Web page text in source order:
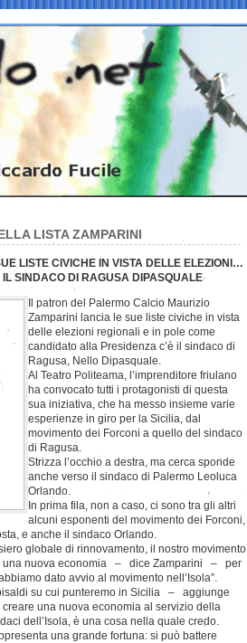
LISTA ZAMPARINI
LISTE CIVICHE IN VISTA DELLE ELEZIONI…
SINDACO DI RAGUSA DIPASQUALE
Il patron del Palermo Calcio Maurizio
Zamparini lancia le sue liste civiche in vista
delle elezioni regionali e in pole come
candidato alla Presidenza c’è il sindaco di
Ragusa, Nello Dipasquale.
Al Teatro Politeama, l’imprenditore friulano
ha convocato tutti i protagonisti di questa
sua iniziativa, che ha messo insieme varie
esperienze in giro per la Sicilia, dal
movimento dei Forconi a quello del sindaco
di Ragusa.
Strizza l’occhio a destra, ma cerca sponde
anche verso il sindaco di Palermo Leoluca
Orlando.
In prima fila, non a caso, ci sono tra gli altri
alcuni esponenti del movimento dei Forconi,
e anche il sindaco Orlando.
globale di rinnovamento, il nostro movimento
una nuova economia – dice Zamparini – per
dato avvio al movimento nell’Isola”.
su cui punteremo in Sicilia – aggiunge
una nuova economia al servizio della
dell’Isola, è una cosa nella quale credo.
una grande fortuna: si può battere